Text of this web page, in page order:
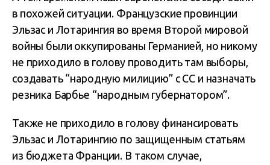
в похожей ситуации. Французские провинции
Эльзас и Лотарингия во время Второй мировой
войны были оккупированы Германией, но никому
не приходило в голову проводить там выборы,
создавать “народную милицию” с СС и назначать
резника Барбье “народным губернатором”.
Также не приходило в голову финансировать
Эльзас и Лотарингию по защищенным статьям
из бюджета Франции. В таком случае,